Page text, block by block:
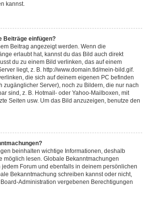
kannst.
Beiträge einfügen?
Beitrag angezeigt werden. Wenn die
erlaubt hat, kannst du das Bild auch direkt
du zu einem Bild verlinken, das auf einem
liegt, z. B. http://www.domain.tld/mein-bild.gif.
die sich auf deinem eigenen PC befinden
zugänglicher Server), noch zu Bildern, die nur nach
sind, z. B. Hotmail- oder Yahoo-Mailboxen, mit
Seiten usw. Um das Bild anzuzeigen, benutze den
beinhalten wichtige Informationen, deshalb
möglich lesen. Globale Bekanntmachungen
Forum und ebenfalls in deinem persönlichen
Bekanntmachung schreiben kannst oder nicht,
Administration vergebenen Berechtigungen